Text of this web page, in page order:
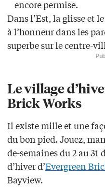
encore permise.
Dans l’Est, la glisse et
à l’honneur dans les
superbe sur le centre-
Le village
Brick Works
Il existemille et une
du bon pied. Jouez,
de-semaines du 2 au 31
d’hiver d’Evergreen
Bayview.